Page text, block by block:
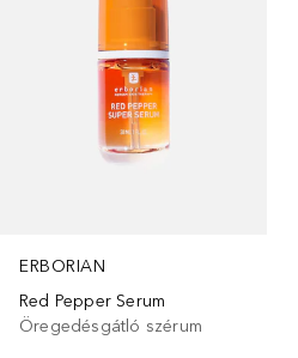
ERBORIAN
Red Pepper Serum
Öregedésgátló szérum